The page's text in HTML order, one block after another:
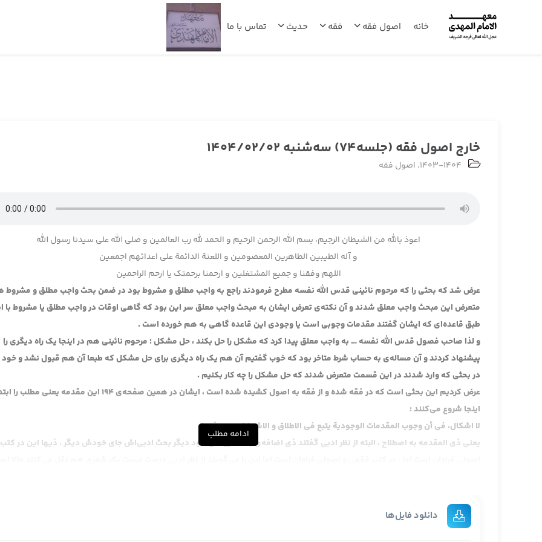
خانه اصول فقه فقه حدیث تماس با ما
خارج اصول فقه (جلسه74) سه‌شنبه 1404/02/02
1403-1404، اصول فقه
اعوذ بالله من الشیطان الرجیم، بسم الله الرحمن الرحیم و الحمد لله رب العالمین و صلی الله علی سیدنا رسول الله
و آله الطیبین الطاهرین المعصومین و اللعنة الدائمة علی اعدائهم اجمعین
اللهم وفقنا و جمیع المشتغلین و ارحمنا برحمتک یا ارحم الراحمین
عرض شد که بحثی را که مرحوم نائینی قدس الله نفسه مطرح فرمودند راجع به واجب مطلق و مشروط بود در ضمن بحث واجب مطلق و
متعرض این مبحث واجب معلق شدند و آن نکته‌ی تعرض ایشان به مبحث واجب معلق سر این بود که گاهی اوقات در واجب مطلق یا مشروط با
طبق قاعده‌ای که ایشان گفتند مقدمات وجوبی است یا وجودی این قاعده گاهی به هم خورده است .
و لذا صاحب فصول قدس الله نفسه … به واجب معلق پیدا کرد که مشکل را حل بکند ، حل مشکل ؛ مرحوم نائینی هم در اینجا یک راه دیگری را
پیشنهاد کردند و آن مساله‌ی به حساب شرط متاخر بود که خوب گفتیم آن هم یک راه دیگری برای حل مشکل که طبعا آن هم قبول نشد و خود
در بحثی که وارد شدند در این قسمت متعرض شدند که حل مشکل را چه کار بکنیم .
عرض کردیم این بحثی است که در فقه شده و از فقه به اصول کشیده شده است ، ایشان در همین صفحه‌ی 194 این مقدمه
اینجا شروع می‌کنند :
لا اشكال، في أن وجوب المقدمات الوجودية يتبع في الاطلاق و الاشتراط وجوب ذيها،
یعنی ذی المقدمه به اصطلاح ، البته از نظر ادبی گفتند ذی اضافه‌ی به ضمیر نمی‌شود دیگر بحث ادبی‌اش جای خودش دیگر ، ذیها این در کتب
این تابع آن است اگر وجوب مقدمه مطلق است ذی المقدمه معذرت می‌خواهم ، وجوب آن مقدمه مطلق است مقدمه‌اش هم مطلق می‌شود ،
بگوید برو نان بخر این وجوبش مطلق است ، مقدمه‌اش که رفتن بازار می‌شود آن هم مطلق می‌شود . اگر مشروط باشد مثلا مشروط بکند که اگر
ادامه مطلب
دانلود فایل‌ها